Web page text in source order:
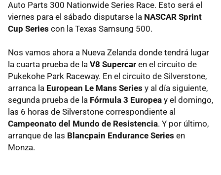
Auto Parts 300 Nationwide Series Race. Esto será el
viernes para el sábado disputarse la NASCAR Sprint
Cup Series con la Texas Samsung 500.
Nos vamos ahora a Nueva Zelanda donde tendrá lugar
la cuarta prueba de la V8 Supercar en el circuito de
Pukekohe Park Raceway. En el circuito de Silverstone,
arranca la European Le Mans Series y al día siguiente,
segunda prueba de la Fórmula 3 Europea y el domingo,
las 6 horas de Silverstone correspondiente al
Campeonato del Mundo de Resistencia. Y por último,
arranque de las Blancpain Endurance Series en
Monza.